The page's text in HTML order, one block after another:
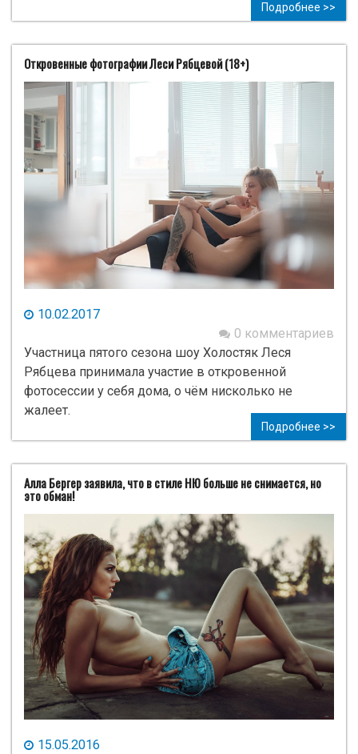
Подробнее >>
Откровенные фотографии Леси Рябцевой (18+)
10.02.2017
0 комментариев
Участница пятого сезона шоу Холостяк Леся
Рябцева принимала участие в откровенной
фотосессии у себя дома, о чём нисколько не
жалеет.
Подробнее >>
Алла Бергер заявила, что в стиле НЮ больше не снимается, но
это обман!
15.05.2016